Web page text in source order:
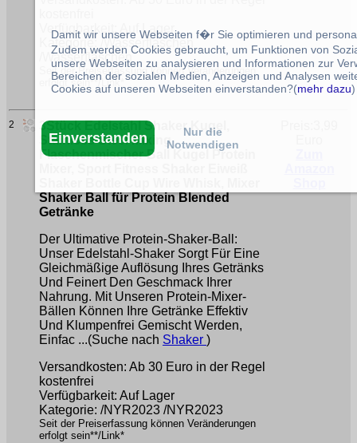
Verfügbarkeit: Auf Lager
Kategorie: /Wasserflaschen
/Wasserflaschen
Seit der Preiserfassung können Veränderungen
erfolgt sein**/Link*
2
3Stück Edelstahl Shaker Kugel,
Stainless Steel Mixing
Flaschenmischer Ball Kugel Protein
Shaker Ball für Protein Blended
Getränke
Der Ultimative Protein-Shaker-Ball:
Unser Edelstahl-Shaker Sorgt Für Eine
Gleichmäßige Auflösung Ihres Getränks
Und Feinert Den Geschmack Ihrer
Nahrung. Mit Unseren Protein-Mixer-
Bällen Können Ihre Getränke Effektiv
Und Klumpenfrei Gemischt Werden,
Einfac ...(Suche nach Shaker )
Versandkosten: Ab 30 Euro in der Regel
kostenfrei
Verfügbarkeit: Auf Lager
Kategorie: /NYR2023 /NYR2023
Seit der Preiserfassung können Veränderungen
erfolgt sein**/Link*
Damit wir unsere Webseiten f�r Sie optimieren und
Zudem werden Cookies gebraucht, um Funktionen von
unsere Webseiten zu analysieren und Informationen zur
Bereichen der sozialen Medien, Anzeigen und Analysen
Cookies auf unseren Webseiten einverstanden?(mehr dazu)
Einverstanden
Nur die
Notwendigen